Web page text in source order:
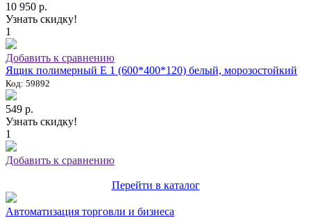
10 950 р.
Узнать скидку!
1
Добавить к сравнению
Ящик полимерный E 1 (600*400*120) белый, морозостойкий
Код: 59892
549 р.
Узнать скидку!
1
Добавить к сравнению
Перейти в каталог
Автоматизация торговли и бизнеса